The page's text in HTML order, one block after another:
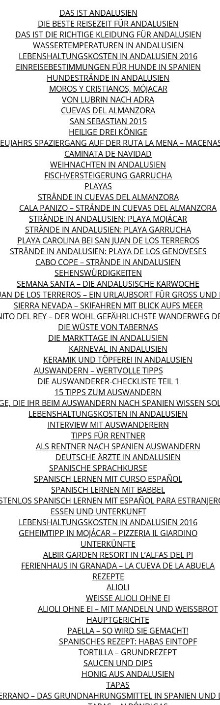
DAS IST ANDALUSIEN
DIE BESTE REISEZEIT FÜR ANDALUSIEN
DAS IST DIE RICHTIGE KLEIDUNG FÜR ANDALUSIEN
WASSERTEMPERATUREN IN ANDALUSIEN
LEBENSHALTUNGSKOSTEN IN ANDALUSIEN 2016
EINREISEBESTIMMUNGEN FÜR HUNDE IN SPANIEN
HUNDESTRÄNDE IN ANDALUSIEN
MOROS Y CRISTIANOS, MÓJACAR
VON LUBRIN NACH ADRA
CUEVAS DEL ALMANZORA
SAN SEBASTIAN 2015
HEILIGE DREI KÖNIGE
SPAZIERGANG AUF DER RUTA LA MENA –
CAMINATA DE NAVIDAD
WEIHNACHTEN IN ANDALUSIEN
FISCHVERSTEIGERUNG GARRUCHA
PLAYAS
STRÄNDE IN CUEVAS DEL ALMANZORA
CALA PANIZO – STRÄNDE IN CUEVAS DEL ALMANZORA
STRÄNDE IN ANDALUSIEN: PLAYA MOJÁCAR
STRÄNDE IN ANDALUSIEN: PLAYA GARRUCHA
PLAYA CAROLINA BEI SAN JUAN DE LOS TERREROS
STRÄNDE IN ANDALUSIEN: PLAYA DE LOS GENOVESES
CABO COPE – STRÄNDE IN ANDALUSIEN
SEHENSWÜRDIGKEITEN
SEMANA SANTA – DIE ANDALUSISCHE KARWOCHE
DE LOS TERREROS – EIN URLAUBSORT FÜR GROSS UND
SIERRA NEVADA – SKIFAHREN MIT BLICK AUFS MEER
DEL REY – DER WOHL GEFÄHRLICHSTE WANDERWEG
DIE WÜSTE VON TABERNAS
DIE MARKTTAGE IN ANDALUSIEN
KARNEVAL IN ANDALUSIEN
KERAMIK UND TÖPFEREI IN ANDALUSIEN
AUSWANDERN – WERTVOLLE TIPPS
DIE AUSWANDERER-CHECKLISTE TEIL 1
15 TIPPS ZUM AUSWANDERN
DIE IHR BEIM AUSWANDERN NACH SPANIEN WISSEN
LEBENSHALTUNGSKOSTEN IN ANDALUSIEN
INTERVIEW MIT AUSWANDERERN
TIPPS FÜR RENTNER
ALS RENTNER NACH SPANIEN AUSWANDERN
DEUTSCHE ÄRZTE IN ANDALUSIEN
SPANISCHE SPRACHKURSE
SPANISCH LERNEN MIT CURSO ESPAÑOL
SPANISCH LERNEN MIT BABBEL
SPANISCH LERNEN MIT ESPAÑOL PARA
ESSEN UND UNTERKUNFT
LEBENSHALTUNGSKOSTEN IN ANDALUSIEN 2016
GEHEIMTIPP IN MOJÁCAR – PIZZERIA IL GIARDINO
UNTERKÜNFTE
ALBIR GARDEN RESORT IN L’ALFAS DEL PI
FERIENHAUS IN GRANADA – LA CUEVA DE LA ABUELA
REZEPTE
ALIOLI
WEISSE ALIOLI OHNE EI
ALIOLI OHNE EI – MIT MANDELN UND WEISSBROT
HAUPTGERICHTE
PAELLA – SO WIRD SIE GEMACHT!
SPANISCHES REZEPT: HABAS EINTOPF
TORTILLA – GRUNDREZEPT
SAUCEN UND DIPS
HONIG AUS ANDALUSIEN
TAPAS
– DAS GRUNDNAHRUNGSMITTEL IN SPANIEN UND